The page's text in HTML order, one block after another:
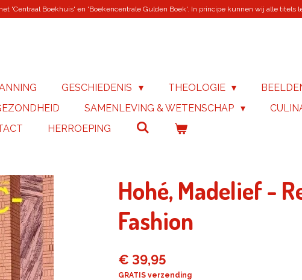
'Centraal Boekhuis' en 'Boekencentrale Gulden Boek'. In principe kunnen wij alle titels
GESCHIEDENIS THEOLOGIE
SAMENLEVING & WETENSCHAP
HERROEPING
Hohé, Madelief -
Fashion
€ 39,95
GRATIS verzending